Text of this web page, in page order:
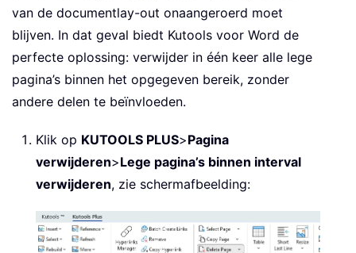
van de documentlay-out onaangeroerd moet
blijven. In dat geval biedt Kutools voor Word de
perfecte oplossing: verwijder in één keer alle lege
pagina’s binnen het opgegeven bereik, zonder
andere delen te beïnvloeden.
Klik op KUTOOLS PLUS>Pagina
verwijderen>Lege pagina’s binnen interval
verwijderen, zie schermafbeelding: